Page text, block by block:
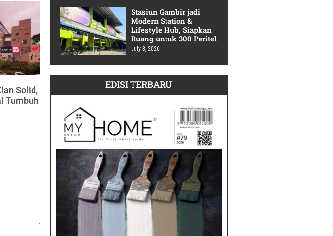
Solid,
Tumbuh
Stasiun Gambir jadi
Modern Station &
Lifestyle Hub, Siapkan
Ruang untuk 300 Peritel
July 8, 2026
EDISI TERBARU